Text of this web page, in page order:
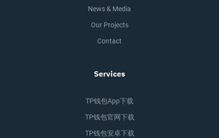
News & Media
Our Projects
Contact
Services
TP钱包app下载
TP钱包官网下载
TP钱包安卓下载